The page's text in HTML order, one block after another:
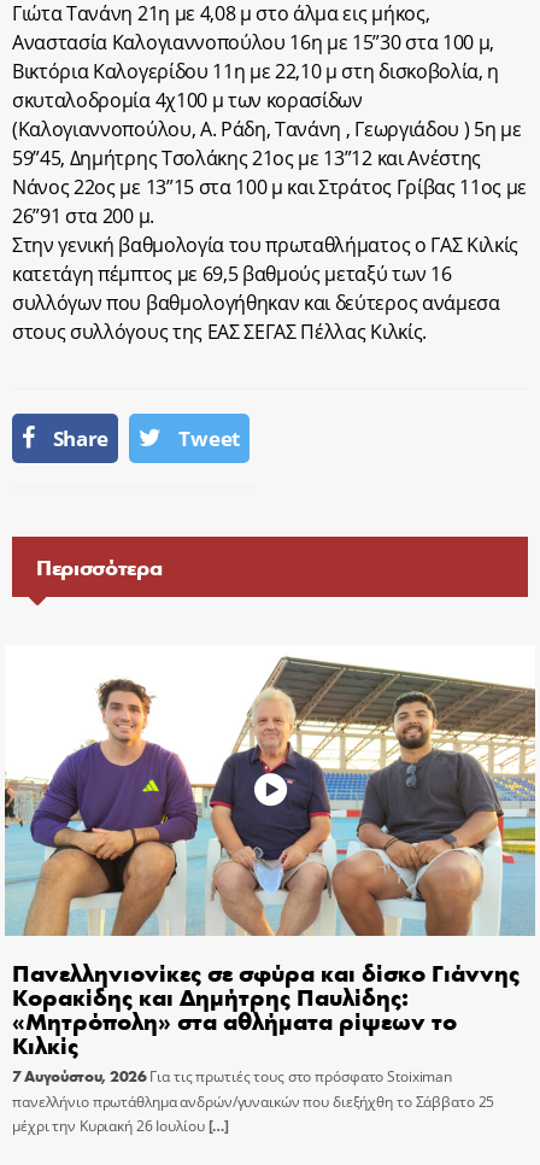
Γιώτα Τανάνη 21η με 4,08 μ στο άλμα εις μήκος,
Αναστασία Καλογιαννοπούλου 16η με 15”30 στα 100 μ,
Βικτόρια Καλογερίδου 11η με 22,10 μ στη δισκοβολία, η
σκυταλοδρομία 4χ100 μ των κορασίδων
(Καλογιαννοπούλου, Α. Ράδη, Τανάνη , Γεωργιάδου ) 5η με
59”45, Δημήτρης Τσολάκης 21ος με 13”12 και Ανέστης
Νάνος 22ος με 13”15 στα 100 μ και Στράτος Γρίβας 11ος με
26”91 στα 200 μ.
Στην γενική βαθμολογία του πρωταθλήματος ο ΓΑΣ Κιλκίς
κατετάγη πέμπτος με 69,5 βαθμούς μεταξύ των 16
συλλόγων που βαθμολογήθηκαν και δεύτερος ανάμεσα
στους συλλόγους της ΕΑΣ ΣΕΓΑΣ Πέλλας Κιλκίς.
Share Tweet
Περισσότερα
Πανελληνιονίκες σε σφύρα και δίσκο Γιάννης
Κορακίδης και Δημήτρης Παυλίδης:
«Μητρόπολη» στα αθλήματα ρίψεων το
Κιλκίς
7 Αυγούστου, 2026 Για τις πρωτιές τους στο πρόσφατο Stoiximan
πανελλήνιο πρωτάθλημα ανδρών/γυναικών που διεξήχθη το Σάββατο 25
μέχρι την Κυριακή 26 Ιουλίου[…]